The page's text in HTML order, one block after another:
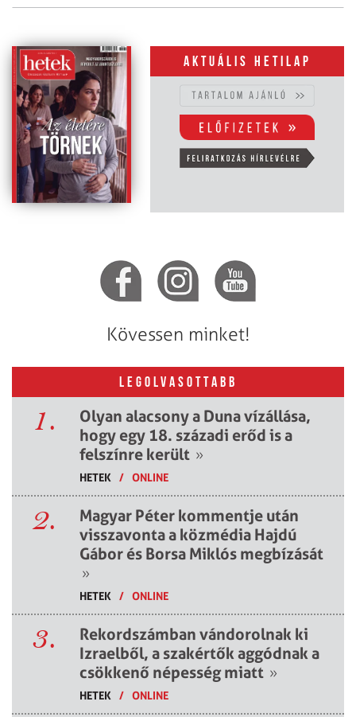
Aktuális hetilap
Kövessen minket!
LEGOLVASOTTABB
1.
Olyan alacsony a Duna vízállása,
hogy egy 18. századi erőd is a
felszínre került »
HETEK / ONLINE
2.
Magyar Péter kommentje után
visszavonta a közmédia Hajdú
Gábor és Borsa Miklós megbízását
»
HETEK / ONLINE
3.
Rekordszámban vándorolnak ki
Izraelből, a szakértők aggódnak a
csökkenő népesség miatt »
HETEK / ONLINE